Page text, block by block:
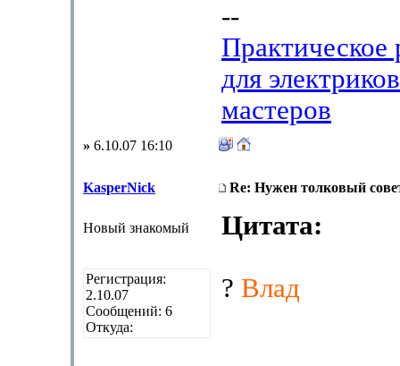
--
Практическое
для
мастеров
» 6.10.07 16:10
KasperNick Re: Нужен толковый
Новый знакомый
Регистрация:
2.10.07
Сообщений: 6
Откуда:
Цитата:
? Влад